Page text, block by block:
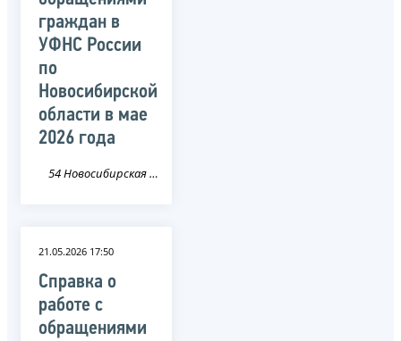
граждан в
УФНС России
по
Новосибирской
области в мае
2026 года
54 Новосибирская область
21.05.2026 17:50
Справка о
работе с
обращениями